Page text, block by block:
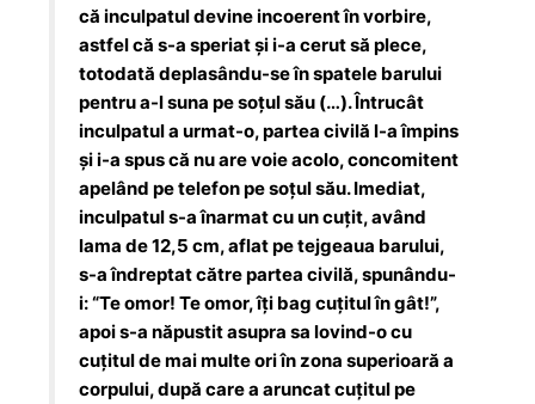
că inculpatul devine incoerent în vorbire,
astfel că s-a speriat și i-a cerut să plece,
totodată deplasându-se în spatele barului
pentru a-l suna pe soțul său (…). Întrucât
inculpatul a urmat-o, partea civilă l-a împins
și i-a spus că nu are voie acolo, concomitent
apelând pe telefon pe soțul său. Imediat,
inculpatul s-a înarmat cu un cuțit, având
lama de 12,5 cm, aflat pe tejgeaua barului,
s-a îndreptat către partea civilă, spunându-
i: “Te omor! Te omor, îți bag cuțitul în gât!”,
apoi s-a năpustit asupra sa lovind-o cu
cuțitul de mai multe ori în zona superioară a
corpului, după care a aruncat cuțitul pe